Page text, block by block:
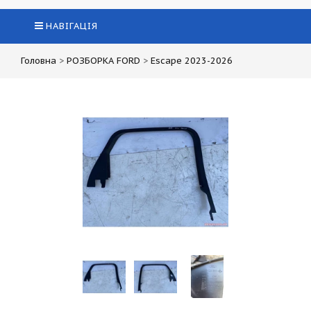
НАВІГАЦІЯ
Головна > РОЗБОРКА FORD > Escape 2023-2026